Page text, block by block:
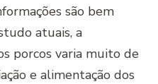
são bem
atuais, a
porcos varia muito de
e alimentação dos